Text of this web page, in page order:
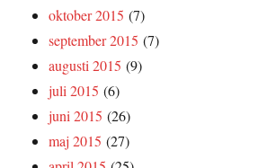
oktober 2015 (7)
september 2015 (7)
augusti 2015 (9)
juli 2015 (6)
juni 2015 (26)
maj 2015 (27)